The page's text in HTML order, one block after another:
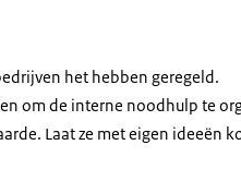
het hebben geregeld.
om de interne noodhulp te
Laat ze met eigen ideeën